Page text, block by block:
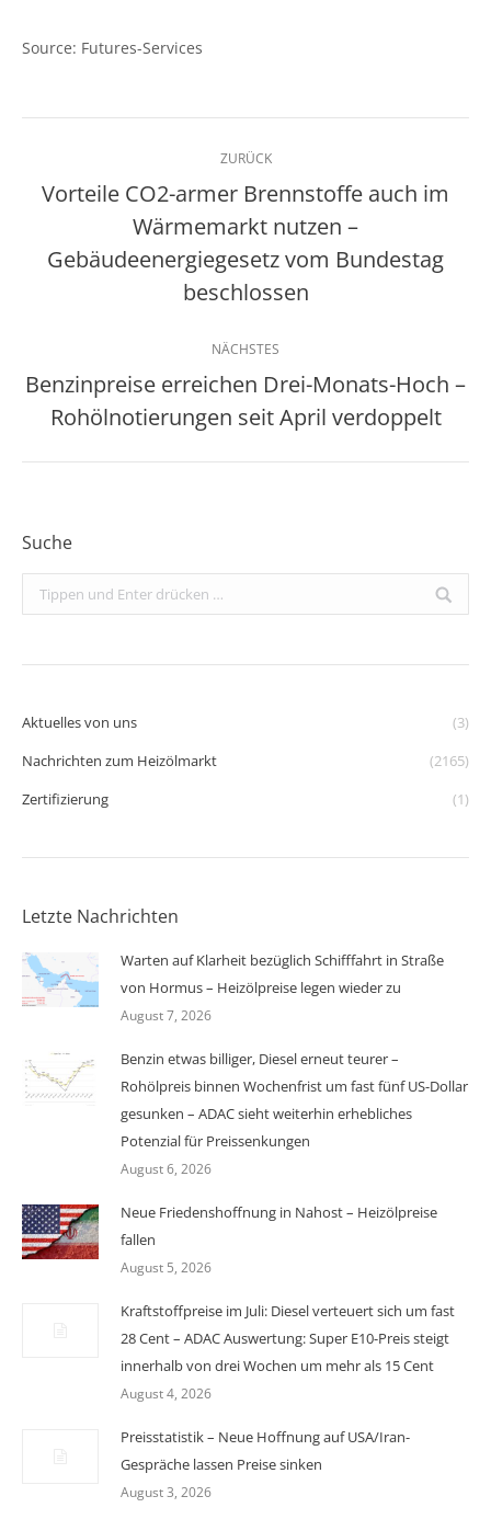
Source: Futures-Services
Kommentarnavigation
ZURÜCK
Vorheriger
Beitrag:
Vorteile CO2-armer Brennstoffe auch im
Wärmemarkt nutzen –
Gebäudeenergiegesetz vom Bundestag
beschlossen
NÄCHSTES
Nächster
Beitrag:
Benzinpreise erreichen Drei-Monats-Hoch –
Rohölnotierungen seit April verdoppelt
Suche
Search:
Aktuelles von uns
(3)
Nachrichten zum Heizölmarkt
(2165)
Zertifizierung
(1)
Letzte Nachrichten
Warten auf Klarheit bezüglich Schifffahrt in Straße
von Hormus – Heizölpreise legen wieder zu
August 7, 2026
Benzin etwas billiger, Diesel erneut teurer –
Rohölpreis binnen Wochenfrist um fast fünf US-Dollar
gesunken – ADAC sieht weiterhin erhebliches
Potenzial für Preissenkungen
August 6, 2026
Neue Friedenshoffnung in Nahost – Heizölpreise
fallen
August 5, 2026
Kraftstoffpreise im Juli: Diesel verteuert sich um fast
28 Cent – ADAC Auswertung: Super E10-Preis steigt
innerhalb von drei Wochen um mehr als 15 Cent
August 4, 2026
Preisstatistik – Neue Hoffnung auf USA/Iran-
Gespräche lassen Preise sinken
August 3, 2026